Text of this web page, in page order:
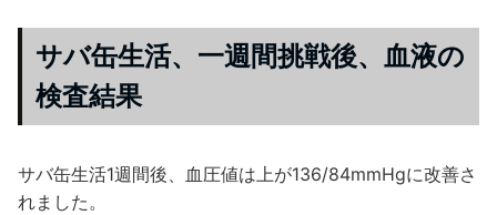
サバ缶生活、一週間挑戦後、血液の
検査結果
サバ缶生活1週間後、血圧値は上が136/84mmHgに改善さ
れました。